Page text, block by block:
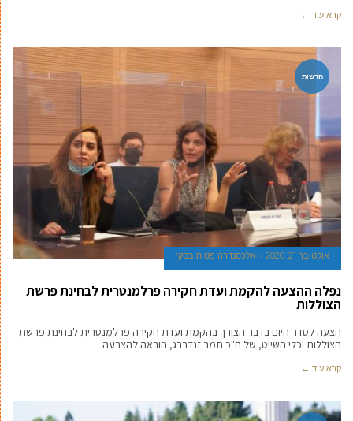
קרא עוד ←
חדשות
אוקטובר 21, 2020 אלכסנדרה פטיחובסקי
נפלה ההצעה להקמת ועדת חקירה פרלמנטרית לבחינת פרשת
הצוללות
הצעה לסדר היום בדבר הצורך בהקמת ועדת חקירה פרלמנטרית לבחינת פרשת
הצוללות וכלי השייט, של ח"כ תמר זנדברג, הובאה להצבעה
קרא עוד ←